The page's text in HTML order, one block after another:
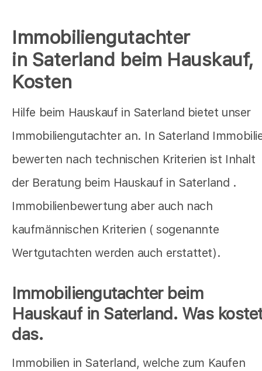
Immobiliengutachter
in Saterland beim Hauskauf,
Kosten
Hilfe beim Hauskauf in Saterland bietet unser
Immobiliengutachter an. In Saterland
bewerten nach technischen Kriterien ist Inhalt
der Beratung beim Hauskauf in Saterland .
Immobilienbewertung aber auch nach
kaufmännischen Kriterien ( sogenannte
Wertgutachten werden auch erstattet).
Immobiliengutachter beim
Hauskauf in Saterland. Was
das.
Immobilien in Saterland, welche zum Kaufen